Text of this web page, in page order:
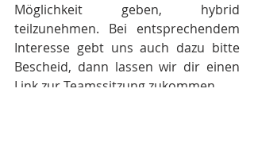
Möglichkeit geben, hybrid
teilzunehmen. Bei entsprechendem
Interesse gebt uns auch dazu bitte
Bescheid, dann lassen wir dir einen
Link zur Teamssitzung zukommen.